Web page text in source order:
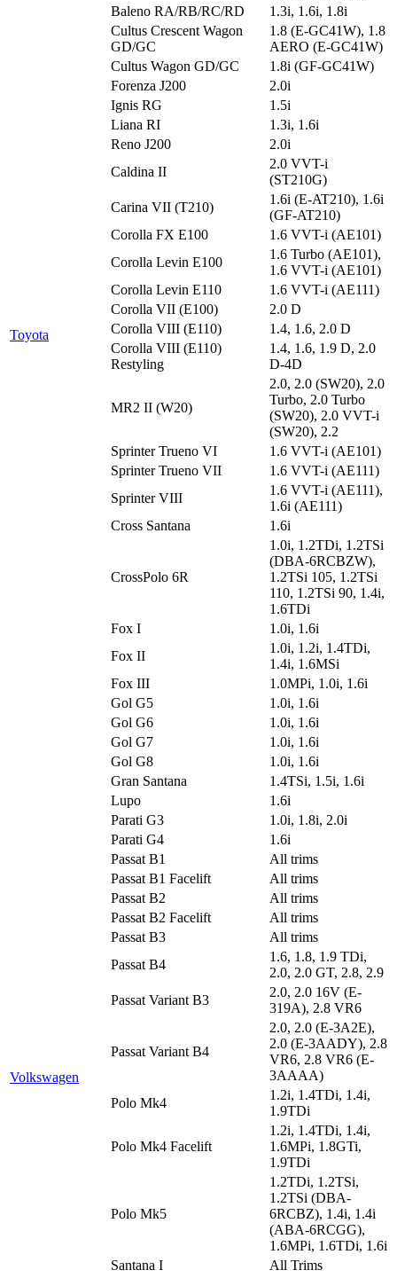
Baleno RA/RB/RC/RD
1.3i, 1.6i, 1.8i
Cultus Crescent Wagon
GD/GC
1.8 (E-GC41W), 1.8
AERO (E-GC41W)
Cultus Wagon GD/GC
1.8i (GF-GC41W)
Forenza J200
2.0i
Ignis RG
1.5i
Liana RI
1.3i, 1.6i
Reno J200
2.0i
Toyota
Caldina II
2.0 VVT-i
(ST210G)
Carina VII (T210)
1.6i (E-AT210), 1.6i
(GF-AT210)
Corolla FX E100
1.6 VVT-i (AE101)
Corolla Levin E100
1.6 Turbo (AE101),
1.6 VVT-i (AE101)
Corolla Levin E110
1.6 VVT-i (AE111)
Corolla VII (E100)
2.0 D
Corolla VIII (E110)
1.4, 1.6, 2.0 D
Corolla VIII (E110)
Restyling
1.4, 1.6, 1.9 D, 2.0
D-4D
MR2 II (W20)
2.0, 2.0 (SW20), 2.0
Turbo, 2.0 Turbo
(SW20), 2.0 VVT-i
(SW20), 2.2
Sprinter Trueno VI
1.6 VVT-i (AE101)
Sprinter Trueno VII
1.6 VVT-i (AE111)
Sprinter VIII
1.6 VVT-i (AE111),
1.6i (AE111)
Volkswagen
Cross Santana 1.6i
CrossPolo 6R
1.0i, 1.2TDi, 1.2TSi
(DBA-6RCBZW),
1.2TSi 105, 1.2TSi
110, 1.2TSi 90, 1.4i,
1.6TDi
Fox I
1.0i, 1.6i
Fox II
1.0i, 1.2i, 1.4TDi,
1.4i, 1.6MSi
Fox III
1.0MPi, 1.0i, 1.6i
Gol G5
1.0i, 1.6i
Gol G6
1.0i, 1.6i
Gol G7
1.0i, 1.6i
Gol G8
1.0i, 1.6i
Gran Santana
1.4TSi, 1.5i, 1.6i
Lupo
1.6i
Parati G3
1.0i, 1.8i, 2.0i
Parati G4
1.6i
Passat B1
All trims
Passat B1 Facelift
All trims
Passat B2
All trims
Passat B2 Facelift
All trims
Passat B3
All trims
Passat B4
1.6, 1.8, 1.9 TDi,
2.0, 2.0 GT, 2.8, 2.9
Passat Variant B3
2.0, 2.0 16V (E-
319A), 2.8 VR6
Passat Variant B4
2.0, 2.0 (E-3A2E),
2.0 (E-3AADY), 2.8
VR6, 2.8 VR6 (E-
3AAAA)
Polo Mk4
1.2i, 1.4TDi, 1.4i,
1.9TDi
Polo Mk4 Facelift
1.2i, 1.4TDi, 1.4i,
1.6MPi, 1.8GTi,
1.9TDi
Polo Mk5
1.2TDi, 1.2TSi,
1.2TSi (DBA-
6RCBZ), 1.4i, 1.4i
(ABA-6RCGG),
1.6MPi, 1.6TDi, 1.6i
Santana I
All Trims